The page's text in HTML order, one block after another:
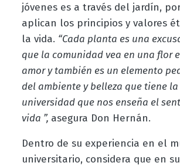
jóvenes es a través del jardín,
aplican los principios y valores
la vida. “Cada planta es una
que la comunidad vea en una flor
amor y también es un elemento
del ambiente y belleza que tiene la
universidad que nos enseña el
vida ”, asegura Don Hernán.
Dentro de su experiencia en el
universitario, considera que en